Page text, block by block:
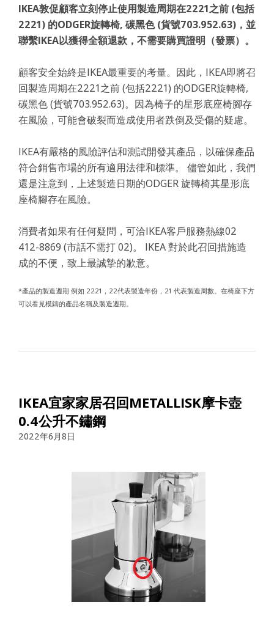
IKEA敦促顧客立刻停止使用製造周期在2221之前 (包括
2221) 的ODGER旋轉椅, 碳黑色 (貨號703.952.63)，並
聯繫IKEA以獲得全額退款，不需要購買證明（發票）。
顧客安全始終是IKEA最重要的考量。因此，IKEA即將召
回製造周期在2221之前 (包括2221) 的ODGER旋轉椅,
碳黑色 (貨號703.952.63)。因為椅子的星形底座椅腳存
在風險，可能會破裂而造成使用者跌倒及受傷的疑慮。
IKEA有嚴格的風險評估和測試開發其產品，以確保產品
符合銷售市場的所有適用法律和標準。 儘管如此，我們
還是注意到，上述製造日期的ODGER 旋轉椅其星形底
座椅腳存在風險。
消費者如果有任何疑問，可洽IKEA客戶服務熱線02
412-8869 (市話不需打 02)。 IKEA 對於此召回措施造
成的不便，致上最誠摯的歉意。
*產品的製造週期 例如 2221，22代表製造年份，21 代表製造周數。在椅座下方
可以看見模鑄的產品名稱及製造週期。
IKEA宜家家居召回METALLISK摩卡壺
0.4公升不鏽鋼
2022年6月8日